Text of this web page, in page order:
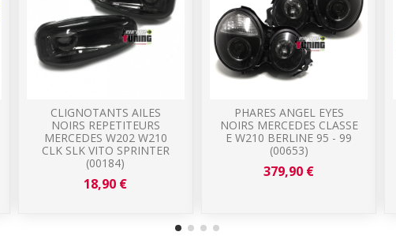
CLIGNOTANTS AILES
NOIRS REPETITEURS
MERCEDES W202 W210
CLK SLK VITO SPRINTER
(00184)
18,90 €
PHARES ANGEL EYES
NOIRS MERCEDES CLASSE
E W210 BERLINE 95 - 99
(00653)
379,90 €